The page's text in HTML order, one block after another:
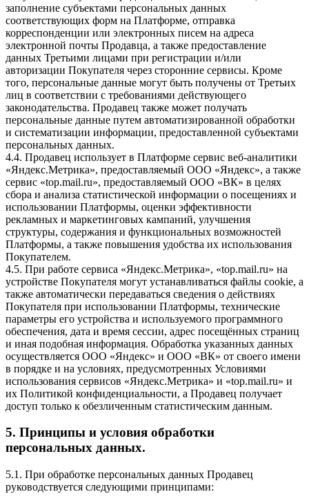
заполнение субъектами персональных данных
соответствующих форм на Платформе, отправка
корреспонденции или электронных писем на адреса
электронной почты Продавца, а также предоставление
данных Третьими лицами при регистрации и/или
авторизации Покупателя через сторонние сервисы. Кроме
того, персональные данные могут быть получены от Третьих
лиц в соответствии с требованиями действующего
законодательства. Продавец также может получать
персональные данные путем автоматизированной обработки
и систематизации информации, предоставленной субъектами
персональных данных.
4.4. Продавец использует в Платформе сервис веб-аналитики
«Яндекс.Метрика», предоставляемый ООО «Яндекс», а также
сервис «top.mail.ru», предоставляемый ООО «ВК» в целях
сбора и анализа статистической информации о посещениях и
использовании Платформы, оценки эффективности
рекламных и маркетинговых кампаний, улучшения
структуры, содержания и функциональных возможностей
Платформы, а также повышения удобства их использования
Покупателем.
4.5. При работе сервиса «Яндекс.Метрика», «top.mail.ru» на
устройстве Покупателя могут устанавливаться файлы cookie, а
также автоматически передаваться сведения о действиях
Покупателя при использовании Платформы, технические
параметры его устройства и используемого программного
обеспечения, дата и время сессии, адрес посещённых страниц
и иная подобная информация. Обработка указанных данных
осуществляется ООО «Яндекс» и ООО «ВК» от своего имени
в порядке и на условиях, предусмотренных Условиями
использования сервисов «Яндекс.Метрика» и «top.mail.ru» и
их Политикой конфиденциальности, а Продавец получает
доступ только к обезличенным статистическим данным.
5. Принципы и условия обработки
персональных данных.
5.1. При обработке персональных данных Продавец
руководствуется следующими принципами: